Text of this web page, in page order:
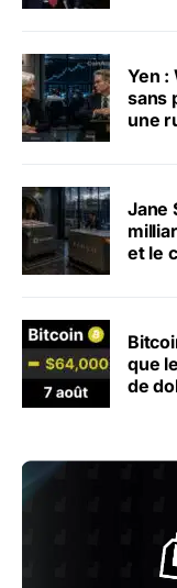
Yen :
sans
une
Jane
et le
que
de